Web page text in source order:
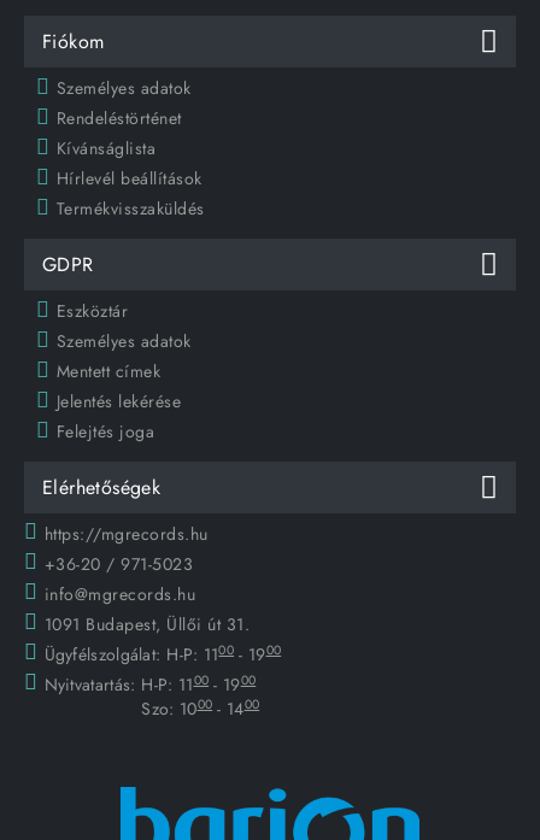
Fiókom
Személyes adatok
Rendeléstörténet
Kívánságlista
Hírlevél beállítások
Termékvisszaküldés
GDPR
Eszköztár
Személyes adatok
Mentett címek
Jelentés lekérése
Felejtés joga
Elérhetőségek
https://mgrecords.hu
+36-20 / 971-5023
info@mgrecords.hu
1091 Budapest, Üllői út 31.
Ügyfélszolgálat: H-P: 1100 - 1900
Nyitvatartás: H-P: 1100 - 1900
Szo: 1000 - 1400